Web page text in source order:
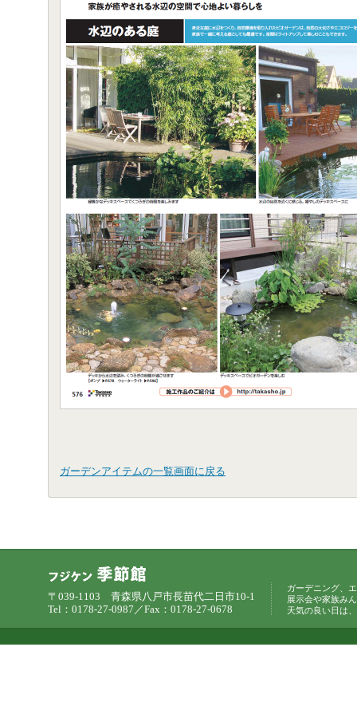
ガーデンアイテムの一覧画面に戻る
〒039-1103 青森県八戸市長苗代二日市10-1
Tel：0178-27-0987／Fax：0178-27-0678
ガーデニング、
展示会や家族み
天気の良い日は